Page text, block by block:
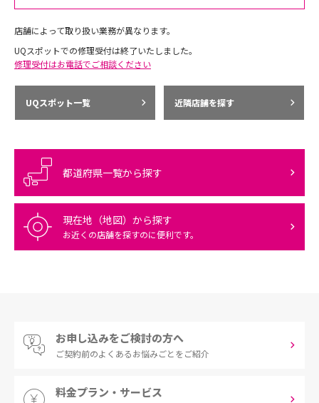
店舗によって取り扱い業務が異なります。
UQスポットでの修理受付は終了いたしました。
修理受付はお電話でご相談ください
UQスポット一覧 近隣店舗を探す
都道府県一覧から探す
現在地（地図）から探す
お近くの店舗を探すのに便利です。
お申し込みをご検討の方へ
ご契約前のよくあるお悩みごとをご紹介
料金プラン・サービス